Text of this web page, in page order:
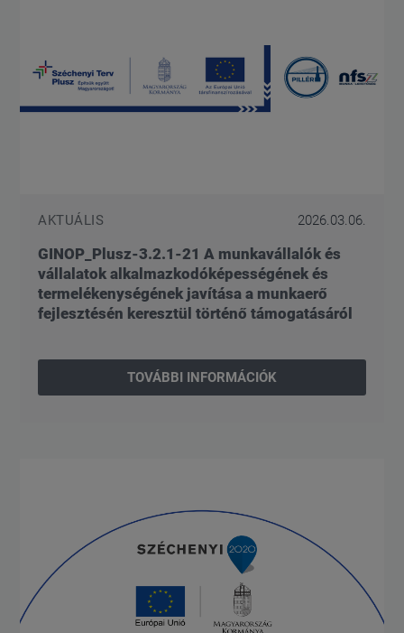
AKTUÁLIS 2026.03.06.
GINOP_Plusz-3.2.1-21 A munkavállalók és
vállalatok alkalmazkodóképességének és
termelékenységének javítása a munkaerő
fejlesztésén keresztül történő támogatásáról
TOVÁBBI INFORMÁCIÓK